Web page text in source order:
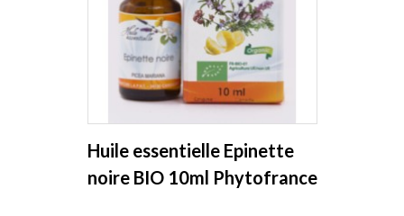
Huile essentielle Epinette
noire BIO 10ml Phytofrance